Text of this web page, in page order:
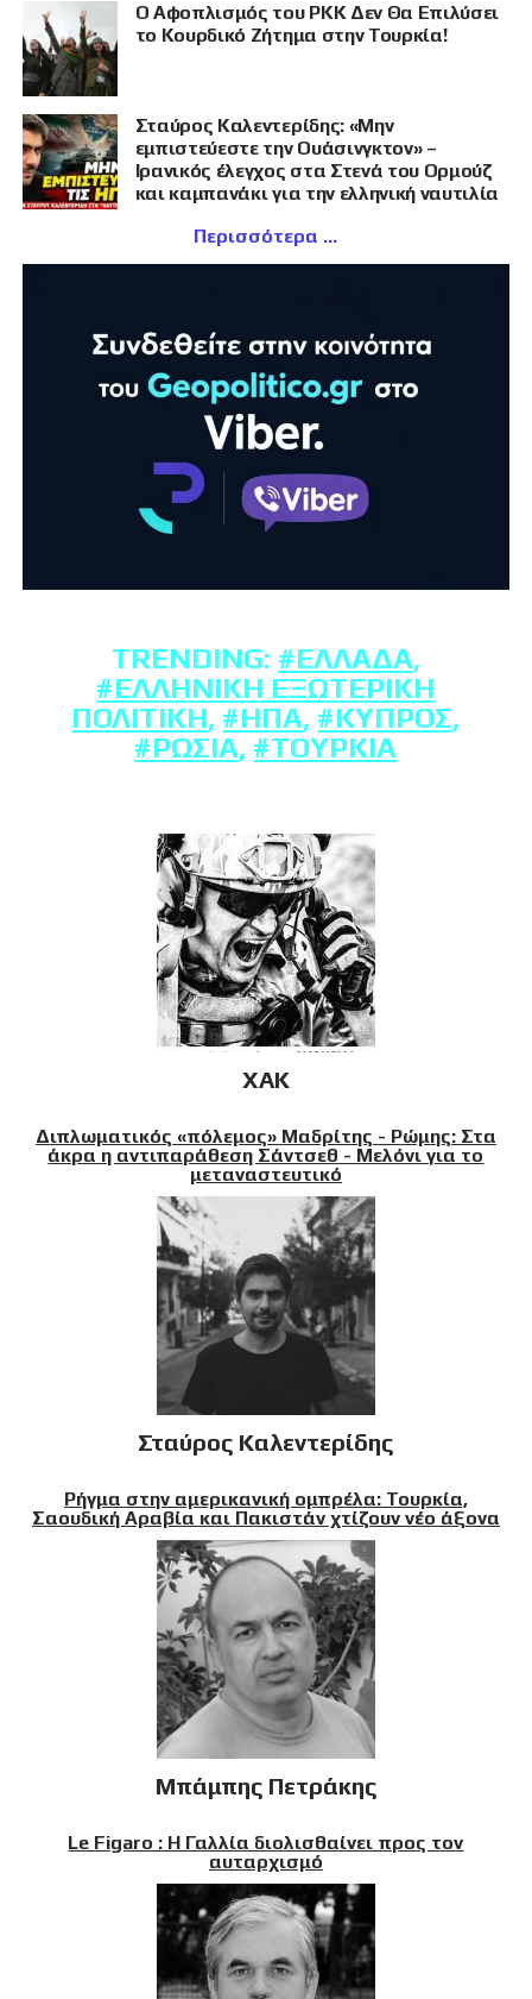
Ο Αφοπλισμός του PKK Δεν Θα Επιλύσει
το Κουρδικό Ζήτημα στην Τουρκία!
Σταύρος Καλεντερίδης: «Μην
εμπιστεύεστε την Ουάσινγκτον» –
Ιρανικός έλεγχος στα Στενά του Ορμούζ
και καμπανάκι για την ελληνική ναυτιλία
Περισσότερα
TRENDING: #ΕΛΛΆΔΑ,
#ΕΛΛΗΝΙΚΉ ΕΞΩΤΕΡΙΚΉ
ΠΟΛΙΤΙΚΉ, #ΗΠΑ, #ΚΎΠΡΟΣ,
#ΡΩΣΊΑ, #ΤΟΥΡΚΊΑ
XAK
Διπλωματικός «πόλεμος» Μαδρίτης - Ρώμης: Στα
άκρα η αντιπαράθεση Σάντσεθ - Μελόνι για το
μεταναστευτικό
Σταύρος Καλεντερίδης
Ρήγμα στην αμερικανική ομπρέλα: Τουρκία,
Σαουδική Αραβία και Πακιστάν χτίζουν νέο άξονα
Μπάμπης Πετράκης
Le Figaro : Η Γαλλία διολισθαίνει προς τον
αυταρχισμό